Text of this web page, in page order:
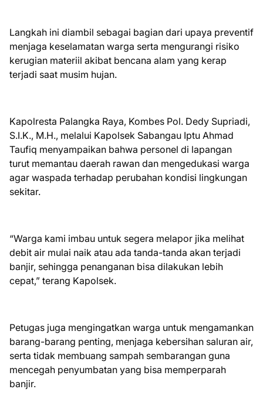
Langkah ini diambil sebagai bagian dari upaya preventif
menjaga keselamatan warga serta mengurangi risiko
kerugian materiil akibat bencana alam yang kerap
terjadi saat musim hujan.
Kapolresta Palangka Raya, Kombes Pol. Dedy Supriadi,
S.I.K., M.H., melalui Kapolsek Sabangau Iptu Ahmad
Taufiq menyampaikan bahwa personel di lapangan
turut memantau daerah rawan dan mengedukasi warga
agar waspada terhadap perubahan kondisi lingkungan
sekitar.
“Warga kami imbau untuk segera melapor jika melihat
debit air mulai naik atau ada tanda-tanda akan terjadi
banjir, sehingga penanganan bisa dilakukan lebih
cepat,” terang Kapolsek.
Petugas juga mengingatkan warga untuk mengamankan
barang-barang penting, menjaga kebersihan saluran air,
serta tidak membuang sampah sembarangan guna
mencegah penyumbatan yang bisa memperparah
banjir.